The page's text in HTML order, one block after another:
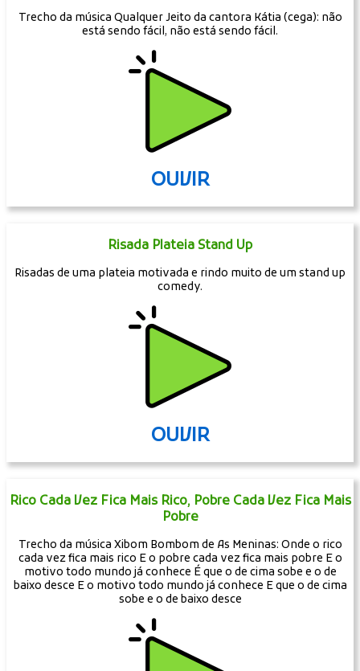
Trecho da música Qualquer Jeito da cantora Kátia (cega): não
está sendo fácil, não está sendo fácil.
OUVIR
Risada Plateia Stand Up
Risadas de uma plateia motivada e rindo muito de um stand up
comedy.
OUVIR
Rico Cada Vez Fica Mais Rico, Pobre Cada Vez Fica Mais
Pobre
Trecho da música Xibom Bombom de As Meninas: Onde o rico
cada vez fica mais rico E o pobre cada vez fica mais pobre E o
motivo todo mundo já conhece É que o de cima sobe e o de
baixo desce E o motivo todo mundo já conhece E que o de cima
sobe e o de baixo desce